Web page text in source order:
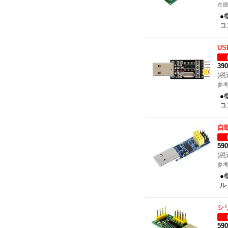
在
●
(税
参
●
自
(税
参
●
シ